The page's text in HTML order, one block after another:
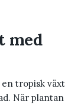
med
en tropisk växt
När plantan